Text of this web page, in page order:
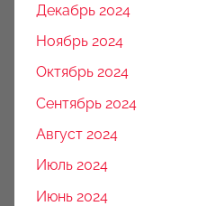
Декабрь 2024
Ноябрь 2024
Октябрь 2024
Сентябрь 2024
Август 2024
Июль 2024
Июнь 2024